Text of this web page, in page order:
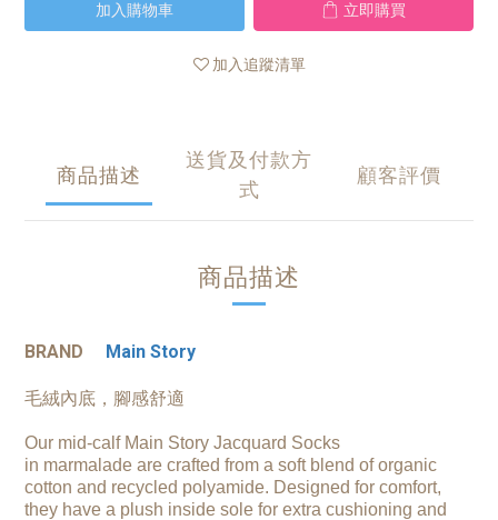
加入購物車 立即購買
加入追蹤清單
商品描述
送貨及付款方
式
顧客評價
商品描述
BRAND Main Story
毛絨內底，腳感舒適
Our mid-calf Main Story Jacquard Socks
in marmalade are crafted from a soft blend of organic
cotton and recycled polyamide. Designed for comfort,
they have a plush inside sole for extra cushioning and